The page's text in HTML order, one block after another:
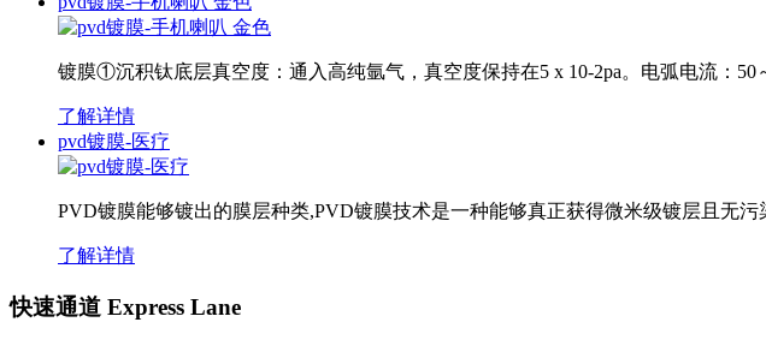
镀膜①沉积钛底层真空度：通入高纯氩气，真空度保持在5 x 10-2pa。电弧电流：
了解详情
pvd镀膜-医疗
PVD镀膜能够镀出的膜层种类,PVD镀膜技术是一种能够真正获得微米级镀层且无
了解详情
快速通道 Express Lane